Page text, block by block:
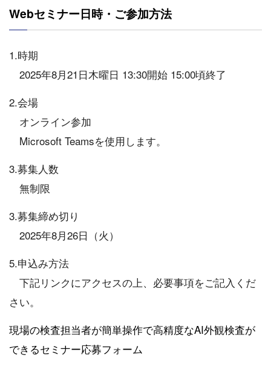
Webセミナー日時・ご参加方法
1.時期
2025年8月21日木曜日 13:30開始 15:00頃終了
2.会場
オンライン参加
Microsoft Teamsを使用します。
3.募集人数
無制限
3.募集締め切り
2025年8月26日（火）
5.申込み方法
下記リンクにアクセスの上、必要事項をご記入くだ
さい。
現場の検査担当者が簡単操作で高精度なAI外観検査が
できるセミナー応募フォーム